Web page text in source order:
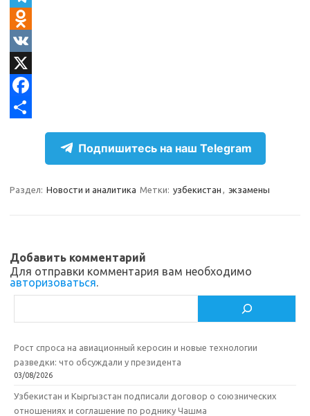
T
e
e
g
O
d
n
o
s
i
k
V
KX
F
b
k
р
и
т
Подпишитесь на наш Telegram
Раздел: Новости и аналитика Метки: узбекистан , экзамены
Добавить комментарий
Для отправки комментария вам необходимо
авторизоваться.
Рост спроса на авиационный керосин и новые технологии
разведки: что обсуждали у президента
03/08/2026
Узбекистан и Кыргызстан подписали договор о союзнических
отношениях и соглашение по роднику Чашма